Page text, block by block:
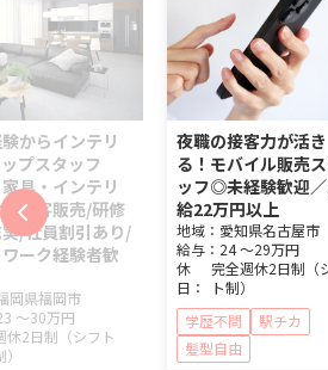
からインテリ
プスタッフ
具・インテリ
接客販売/研修
/社員割引あり/
ーク経験者歓
岡県福岡市
～30万円
休2日制（シフト
夜職の接客力が活き
る！モバイル販売
ッフ◎未経験歓迎
給22万円以上
地域： 愛知県名古屋市
給与： 24 ～29万円
休
日：
完全週休2日制（
ト制）
学歴不問
駅チカ
髪型自由